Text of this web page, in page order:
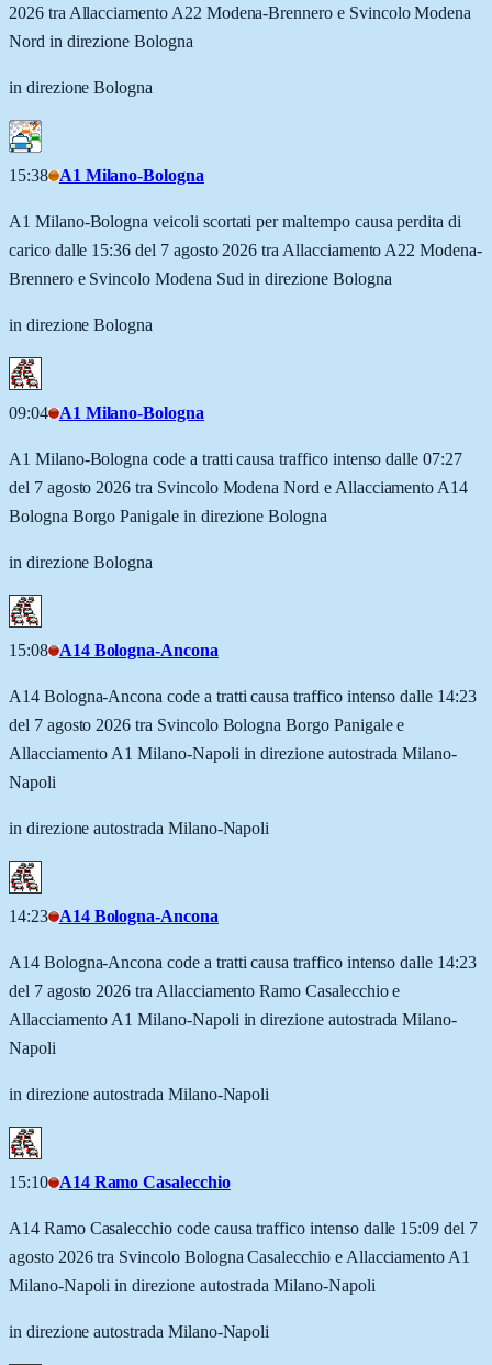
2026 tra Allacciamento A22 Modena-Brennero e Svincolo Modena
Nord in direzione Bologna
in direzione Bologna
15:38 A1 Milano-Bologna
A1 Milano-Bologna veicoli scortati per maltempo causa perdita di
carico dalle 15:36 del 7 agosto 2026 tra Allacciamento A22 Modena-
Brennero e Svincolo Modena Sud in direzione Bologna
in direzione Bologna
09:04 A1 Milano-Bologna
A1 Milano-Bologna code a tratti causa traffico intenso dalle 07:27
del 7 agosto 2026 tra Svincolo Modena Nord e Allacciamento A14
Bologna Borgo Panigale in direzione Bologna
in direzione Bologna
15:08 A14 Bologna-Ancona
A14 Bologna-Ancona code a tratti causa traffico intenso dalle 14:23
del 7 agosto 2026 tra Svincolo Bologna Borgo Panigale e
Allacciamento A1 Milano-Napoli in direzione autostrada Milano-
Napoli
in direzione autostrada Milano-Napoli
14:23 A14 Bologna-Ancona
A14 Bologna-Ancona code a tratti causa traffico intenso dalle 14:23
del 7 agosto 2026 tra Allacciamento Ramo Casalecchio e
Allacciamento A1 Milano-Napoli in direzione autostrada Milano-
Napoli
in direzione autostrada Milano-Napoli
15:10 A14 Ramo Casalecchio
A14 Ramo Casalecchio code causa traffico intenso dalle 15:09 del 7
agosto 2026 tra Svincolo Bologna Casalecchio e Allacciamento A1
Milano-Napoli in direzione autostrada Milano-Napoli
in direzione autostrada Milano-Napoli